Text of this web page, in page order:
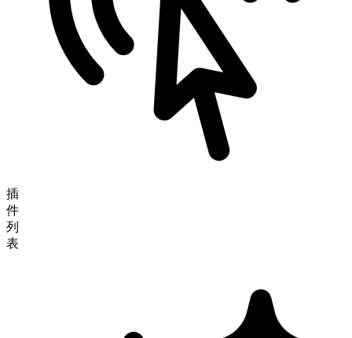
插
件
列
表